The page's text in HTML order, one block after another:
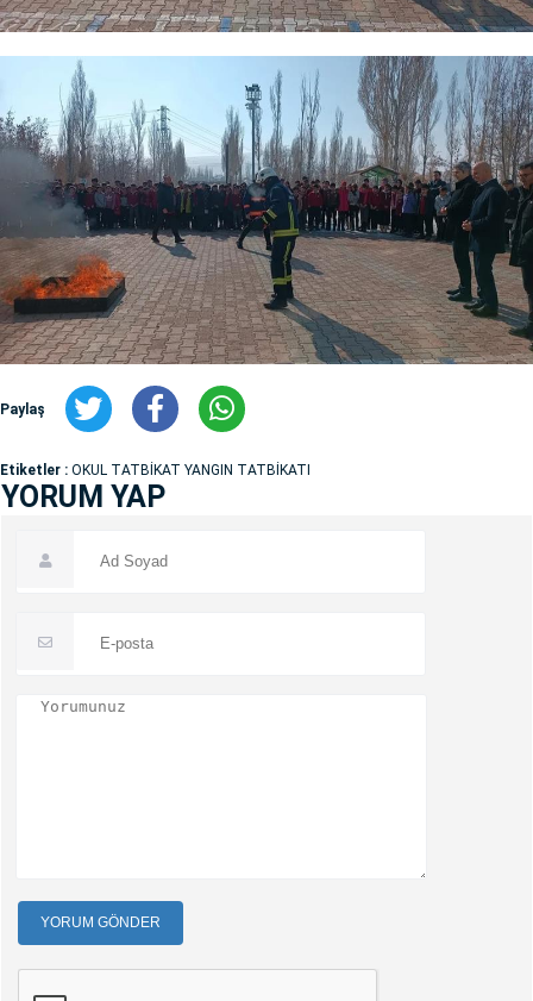
Paylaş
Etiketler : OKUL TATBİKAT YANGIN TATBİKATI
YORUM YAP
YORUM GÖNDER